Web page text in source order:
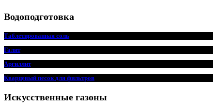
Водоподготовка
Таблетированная соль
Галит
Аргиллит
Кварцевый песок для фильтров
Искусственные газоны